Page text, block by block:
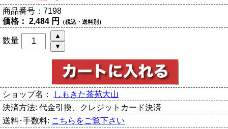
商品番号： 7198
価格： 2,484 円 （税込・送料別）
数量
ショップ名：
しもきた茶苑大山
決済方法: 代金引換、クレジットカード決済
送料･手数料: こちらをご覧下さい